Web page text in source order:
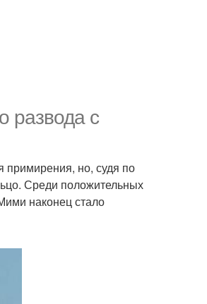
развода с
примирения, но, судя по
Среди положительных
наконец стало